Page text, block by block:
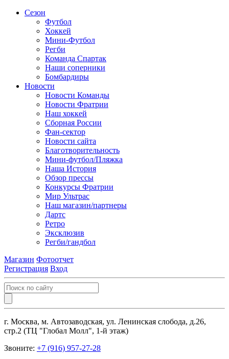
Сезон
Футбол
Хоккей
Мини-Футбол
Регби
Команда Спартак
Наши соперники
Бомбардиры
Новости
Новости Команды
Новости Фратрии
Наш хоккей
Сборная России
Фан-cектор
Новости сайта
Благотворительность
Мини-футбол/Пляжка
Наша История
Обзор прессы
Конкурсы Фратрии
Мир Ультрас
Наш магазин/партнеры
Дартс
Ретро
Эксклюзив
Регби/гандбол
Магазин Фотоотчет
Регистрация Вход
г. Москва, м. Автозаводская, ул. Ленинская слобода, д.26,
стр.2 (ТЦ "Глобал Молл", 1-й этаж)
Звоните: +7 (916) 957-27-28